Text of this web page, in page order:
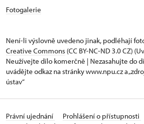
Fotogalerie
Není-li výslovně uvedeno jinak, podléhají
Creative Commons (CC BY-NC-ND 3.0 CZ)
Neužívejte dílo komerčně | Nezasahujte do
uvádějte odkaz na stránky www.npu.cz a
ústav“
Právní ujednání Prohlášení o přístupnosti